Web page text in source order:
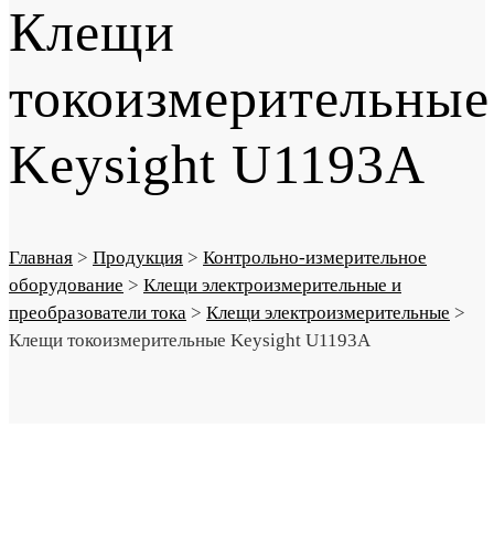
Клещи
токоизмерительные
Keysight U1193A
Главная > Продукция > Контрольно-измерительное
оборудование > Клещи электроизмерительные и
преобразователи тока > Клещи электроизмерительные >
Клещи токоизмерительные Keysight U1193A